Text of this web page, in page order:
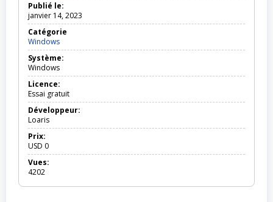
Publié le:
janvier 14, 2023
Catégorie
WindowsWindows
Système:
Windows
Licence:
Essai gratuit
Développeur:
Loaris
Prix:
USD 0
Vues:
4202